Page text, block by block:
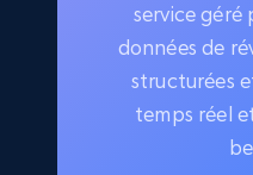
service géré
données de
structurées
temps réel